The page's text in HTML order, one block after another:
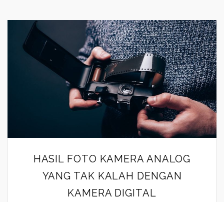
HASIL FOTO KAMERA ANALOG
YANG TAK KALAH DENGAN
KAMERA DIGITAL